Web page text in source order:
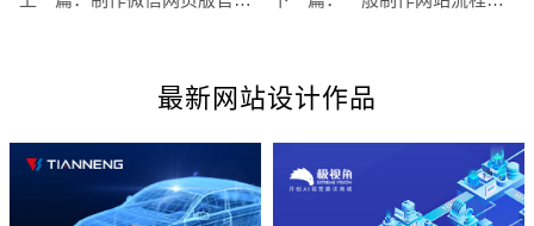
最新网站设计作品